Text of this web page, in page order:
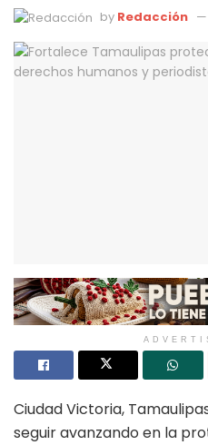
by Redacción
Ciudad Victoria,
seguir avanzando en la